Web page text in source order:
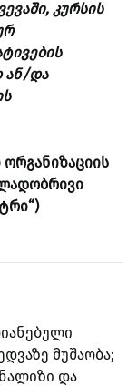
კურსის
ან/და
მუშაობა;
და